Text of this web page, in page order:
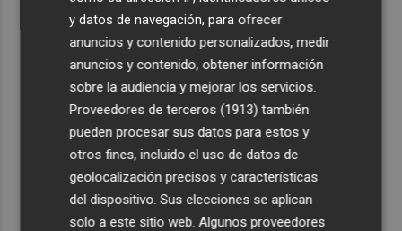
y datos de navegación, para ofrecer
anuncios y contenido personalizados, medir
anuncios y contenido, obtener información
sobre la audiencia y mejorar los servicios.
Proveedores de terceros (1913) también
pueden procesar sus datos para estos y
otros fines, incluido el uso de datos de
geolocalización precisos y características
del dispositivo. Sus elecciones se aplican
solo a este sitio web. Algunos proveedores